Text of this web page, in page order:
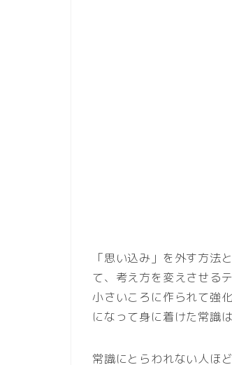
「思い込み」を外す方法
て、考え方を変えさせる
小さいころに作られて強
になって身に着けた常識
常識にとらわれない人ほ